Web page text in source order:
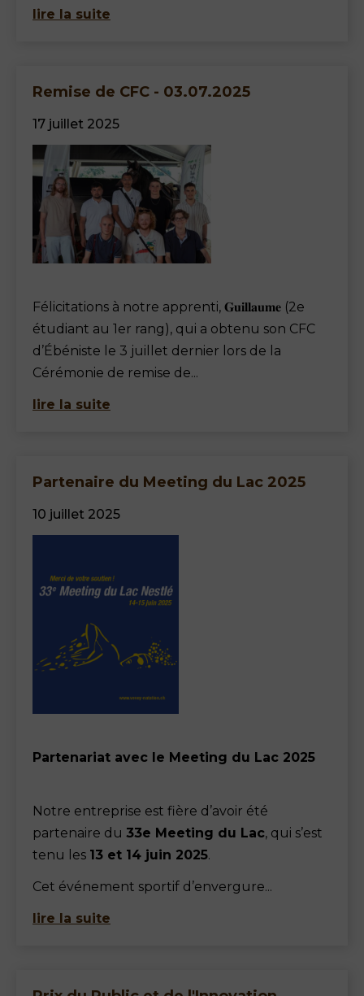
lire la suite
Remise de CFC - 03.07.2025
17 juillet 2025
Félicitations à notre apprenti, 𝐆𝐮𝐢𝐥𝐥𝐚𝐮𝐦𝐞 (2e
étudiant au 1er rang), qui a obtenu son CFC
d’Ébéniste le 3 juillet dernier lors de la
Cérémonie de remise de...
lire la suite
Partenaire du Meeting du Lac 2025
10 juillet 2025
Partenariat avec le Meeting du Lac 2025
Notre entreprise est fière d’avoir été
partenaire du 33e Meeting du Lac, qui s’est
tenu les 13 et 14 juin 2025.
Cet événement sportif d’envergure...
lire la suite